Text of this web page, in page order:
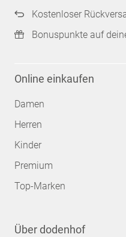
Kostenloser
Bonuspunkte auf
Online einkaufen
Damen
Herren
Kinder
Premium
Top-Marken
Über dodenhof